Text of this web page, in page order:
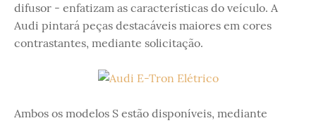
difusor - enfatizam as características do veículo. A
Audi pintará peças destacáveis ​​maiores em cores
contrastantes, mediante solicitação.
Ambos os modelos S estão disponíveis, mediante